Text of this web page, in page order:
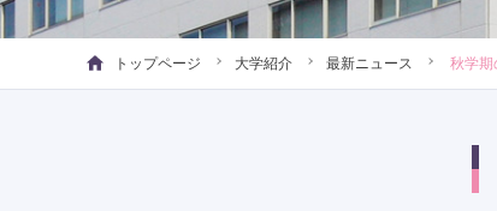
トップページ 大学紹介 最新ニュース 秋学